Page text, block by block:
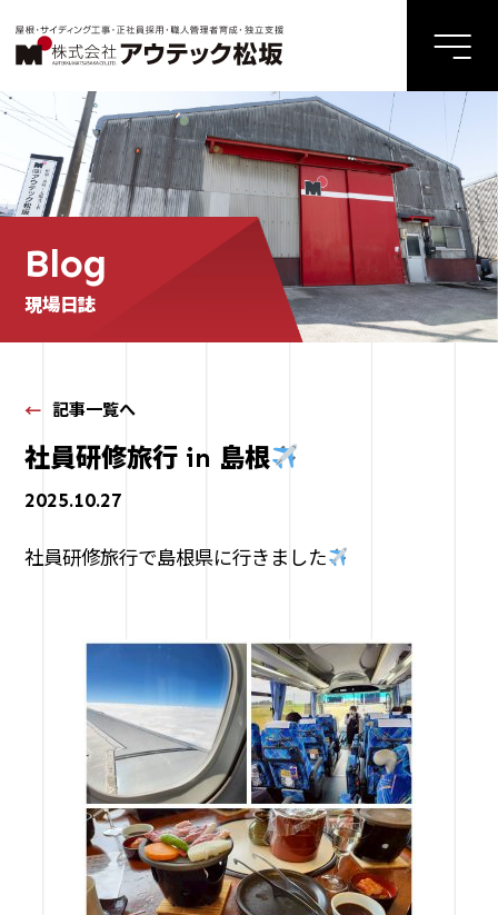
Blog
現場日誌
記事一覧へ
社員研修旅行 in 島根
2025.10.27
社員研修旅行で島根県に行きました